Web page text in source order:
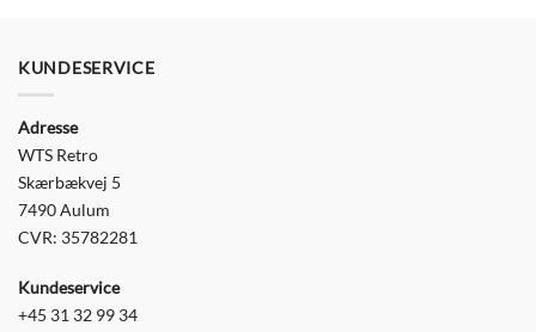
KUNDESERVICE
Adresse
WTS Retro
Skærbækvej 5
7490 Aulum
CVR: 35782281
Kundeservice
+45 31 32 99 34